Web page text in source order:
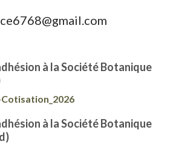
à la Société Botanique
à la Société Botanique